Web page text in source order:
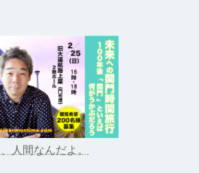
人間なんだよ。